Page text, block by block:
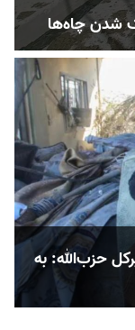
شدن چاه‌ها
حزب‌الله: به